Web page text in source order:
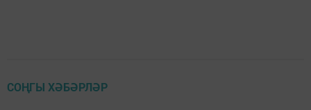
СОҢГЫ ХӘБӘРЛӘР